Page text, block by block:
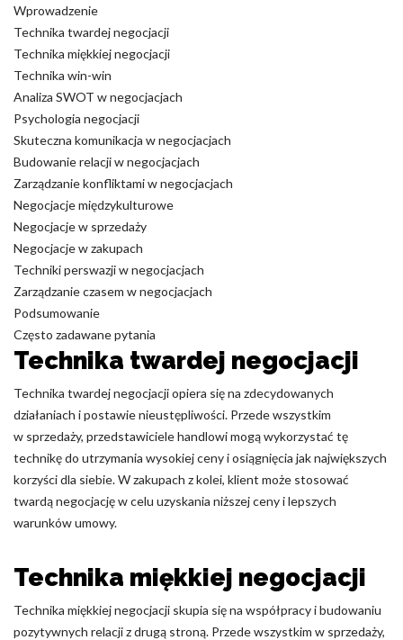
Wprowadzenie
Technika twardej negocjacji
Technika miękkiej negocjacji
Technika win-win
Analiza SWOT w negocjacjach
Psychologia negocjacji
Skuteczna komunikacja w negocjacjach
Budowanie relacji w negocjacjach
Zarządzanie konfliktami w negocjacjach
Negocjacje międzykulturowe
Negocjacje w sprzedaży
Negocjacje w zakupach
Techniki perswazji w negocjacjach
Zarządzanie czasem w negocjacjach
Podsumowanie
Często zadawane pytania
Technika twardej negocjacji
Technika twardej negocjacji opiera się na zdecydowanych
działaniach i postawie nieustępliwości. Przede wszystkim
w sprzedaży, przedstawiciele handlowi mogą wykorzystać tę
technikę do utrzymania wysokiej ceny i osiągnięcia jak największych
korzyści dla siebie. W zakupach z kolei, klient może stosować
twardą negocjację w celu uzyskania niższej ceny i lepszych
warunków umowy.
Technika miękkiej negocjacji
Technika miękkiej negocjacji skupia się na współpracy i budowaniu
pozytywnych relacji z drugą stroną. Przede wszystkim w sprzedaży,
użytkowników na stronach internetowych. Celem jest
wyświetlanie reklam, które są istotne i interesujące dla
wydawców i reklamodawców strony trzeciej.
Nieklasyfikowane
Nieklasyfikowane pliki cookie, to pliki, które są w procesie
klasyfikowania, wraz z dostawcami poszczególnych ciasteczek.
Zapisz moje preferencje
Akceptuj wszystko